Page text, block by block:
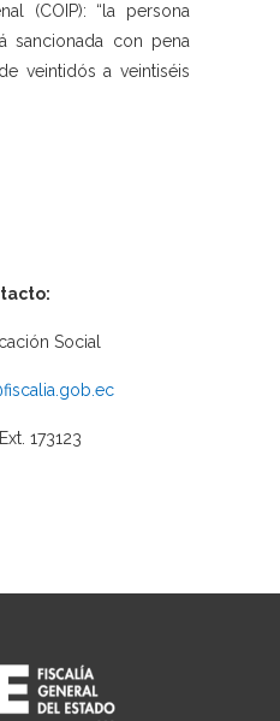
(COIP): “la persona
sancionada con pena
veintidós a veintiséis
Social
173123